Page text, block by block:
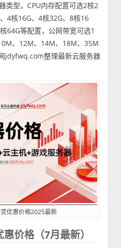
类型，CPU内存配置可选2核2
4核16G、4核32G、8核16
64G等配置，公网带宽可选1
、12M、14M、18M、35M
jdyfwq.com整理最新云服务器
优惠价格2025最新
价格（7月最新）